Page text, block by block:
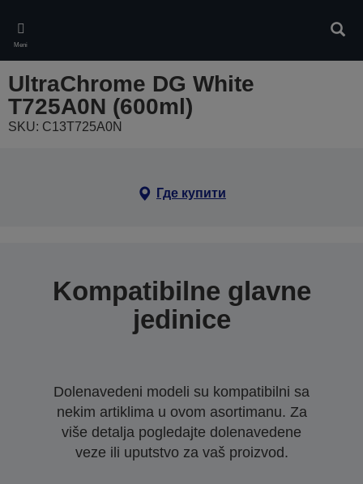
main
content
Meni
UltraChrome DG White
T725A0N (600ml)
SKU: C13T725A0N
Где купити
Kompatibilne glavne
jedinice
Dolenavedeni modeli su kompatibilni sa
nekim artiklima u ovom asortimanu. Za
više detalja pogledajte dolenavedene
veze ili uputstvo za vaš proizvod.